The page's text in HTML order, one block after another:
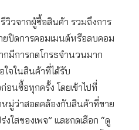
วิวจากผู้ซื้อสินค้า รวมถึงการ
ยปิดการคอมเมนต์หรือลบคอม
กมีการกดโกรธจำนวนมาก
จในสินค้าที่ได้รับ
อนซื้อทุกครั้ง โดยเข้าไปที่
มู่ว่าสอดคล้องกับสินค้าที่ขาย
ใสของเพจ” และกดเลือก “ดู